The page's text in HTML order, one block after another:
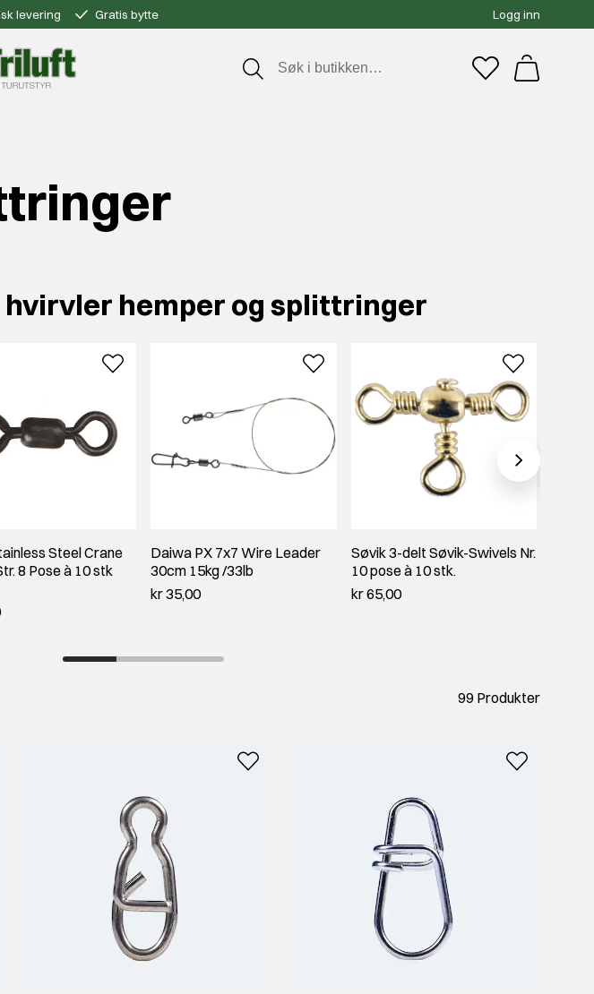
levering Gratis bytte Logg inn
hemper og splittringer
Steel Crane
8 Pose à 10 stk
Daiwa PX 7x7 Wire Leader
30cm 15kg /33lb
kr 35,00
Søvik 3-delt Søvik-Swivels Nr.
10 pose à 10 stk.
kr 65,00
99 Produkter